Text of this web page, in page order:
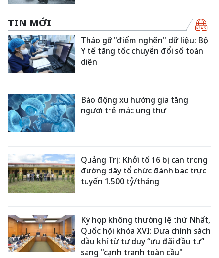
TIN MỚI
Tháo gỡ "điểm nghẽn" dữ liệu: Bộ
Y tế tăng tốc chuyển đổi số toàn
diện
Báo động xu hướng gia tăng
người trẻ mắc ung thư
Quảng Trị: Khởi tố 16 bị can trong
đường dây tổ chức đánh bạc trực
tuyến 1.500 tỷ/tháng
Kỳ họp không thường lệ thứ Nhất,
Quốc hội khóa XVI: Đưa chính sách
dầu khí từ tư duy “ưu đãi đầu tư”
sang "cạnh tranh toàn cầu"